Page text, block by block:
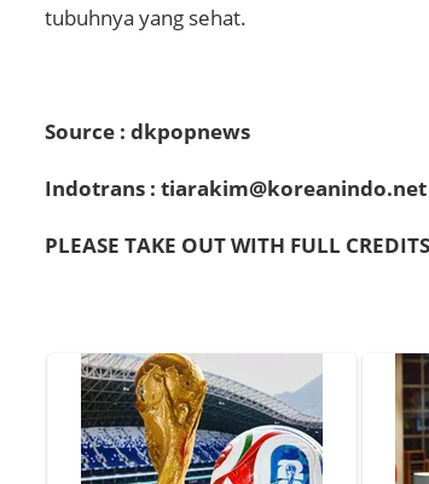
tubuhnya yang sehat.
Source : dkpopnews
Indotrans : tiarakim@koreanindo.net
PLEASE TAKE OUT WITH FULL